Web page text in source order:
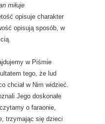
miłuje
opisuje charakter
opisują sposób, w
w Piśmie
tego, że lud
chciał w Nim widzieć.
Jego doskonałe
o faraonie,
trzymając się dzieci